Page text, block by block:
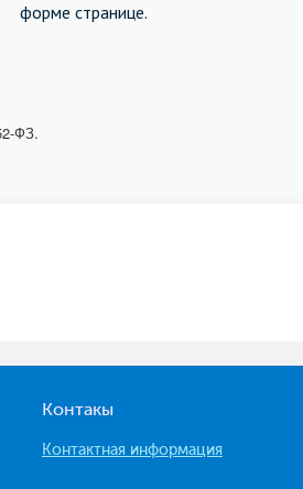
форме странице.
ФЗ.
Контакы
Контактная информация